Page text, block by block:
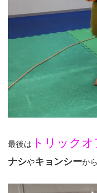
最後は トリック
ナシやキョンシーか